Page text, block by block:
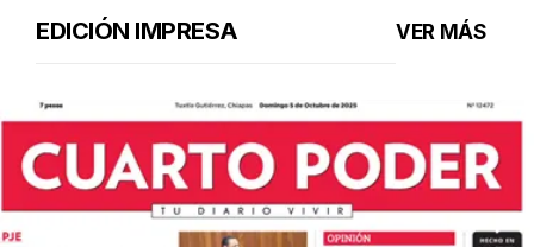
EDICIÓN IMPRESA VER MÁS